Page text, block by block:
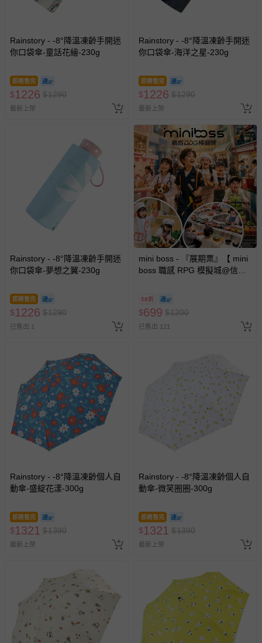
Rainstory - -8°降溫凍齡手開迷
你口袋傘-童話花繪-230g
即將售完
$1226 $1290
最新上架
Rainstory - -8°降溫凍齡手開迷
你口袋傘-海洋之星-230g
即將售完
$1226 $1290
最新上架
Rainstory - -8°降溫凍齡手開迷
你口袋傘-夢想之翼-230g
即將售完
$1226 $1290
已售出 1
mini boss - 『展期票』【 mini
boss 職感 RPG 模擬城@信義
期作廢) (兒童票(2歲以上)贈一
名陪伴成人)
58折
$699 $1200
已售出 121
Rainstory - -8°降溫凍齡個人自
動傘-盛綻花漾-300g
即將售完
$1321 $1390
最新上架
Rainstory - -8°降溫凍齡個人自
動傘-微笑圈圈-300g
即將售完
$1321 $1390
最新上架